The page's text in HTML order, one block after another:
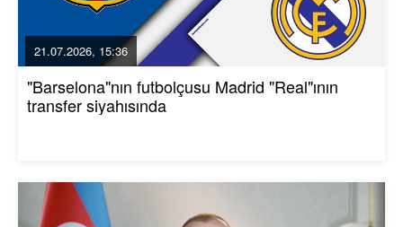
21.07.2026, 15:36
"Barselona"nın futbolçusu Madrid "Real"ının
transfer siyahısında